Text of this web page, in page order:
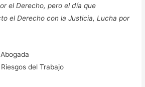
el Derecho, pero el día que
el Derecho con la Justicia, Lucha por
del Trabajo